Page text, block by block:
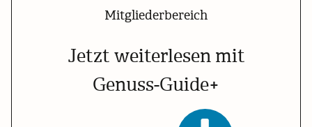
Mitgliederbereich
Jetzt weiterlesen mit
Genuss-Guide+